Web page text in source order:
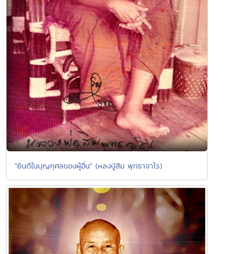
"ยินดีในบุญกุศลของผู้อื่น" (หลงปู่สิม พุทธาจาโร)